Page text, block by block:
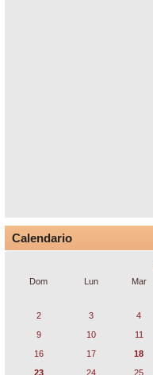
Calendario
Dom
Lun Mar
2
3 4
9
10 11
16
17 18
23
24 25